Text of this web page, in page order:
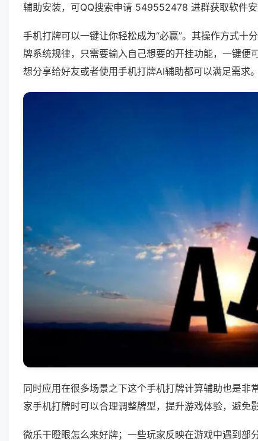
辅助安装，可QQ搜索申请 549552478 进群获取软件
手机打牌可以一键让你轻松成为“必赢”。其操作方式十
牌系统规律，只需要输入自己想要的开挂功能，一键便
想分享给好友或者使用手机打牌AI辅助都可以满足需求。
同时应用在很多场景之下这个手机打牌计算辅助也是非
家手机打牌时可以合理调整牌型，提升游戏体验，避免
微乐干瞪眼怎么来好牌；一些玩家反映在游戏中遇到部